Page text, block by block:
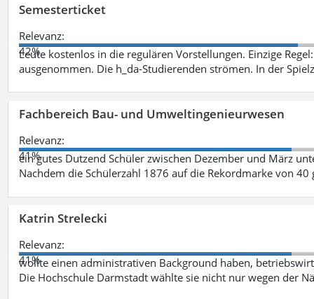
Semesterticket
Relevanz:
42%
Leute kostenlos in die regulären Vorstellungen. Einzige
ausgenommen. Die h_da-Studierenden strömen. In der
Fachbereich Bau- und Umweltingenieurwesen
Relevanz:
41%
ein gutes Dutzend Schüler zwischen Dezember und März
Nachdem die Schülerzahl 1876 auf die Rekordmarke von
Katrin Strelecki
Relevanz:
41%
wollte einen administrativen Background haben,
Die Hochschule Darmstadt wählte sie nicht nur wegen der